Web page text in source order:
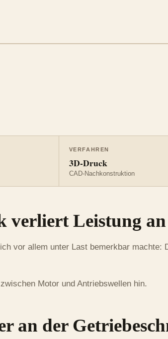
VERFAHREN
3D-Druck
CAD-Nachkonstruktion
verliert Leistung an
vor allem unter Last bemerkbar
Motor und Antriebswellen hin.
an der